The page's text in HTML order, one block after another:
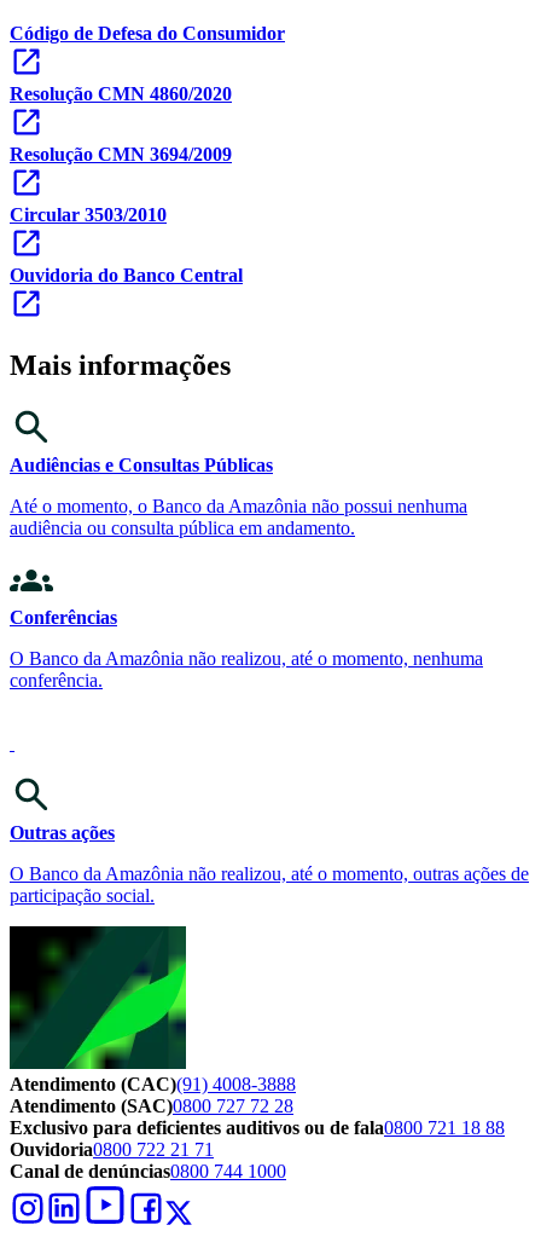
Código de Defesa do Consumidor
Resolução CMN 4860/2020
Resolução CMN 3694/2009
Circular 3503/2010
Ouvidoria do Banco Central
Mais informações
Audiências e Consultas Públicas
Até o momento, o Banco da Amazônia não possui nenhuma
audiência ou consulta pública em andamento.
Conferências
O Banco da Amazônia não realizou, até o momento, nenhuma
conferência.
Outras ações
O Banco da Amazônia não realizou, até o momento, outras ações de
participação social.
Atendimento (CAC)(91) 4008-3888
Atendimento (SAC)0800 727 72 28
Exclusivo para deficientes auditivos ou de fala0800 721 18 88
Ouvidoria0800 722 21 71
Canal de denúncias0800 744 1000